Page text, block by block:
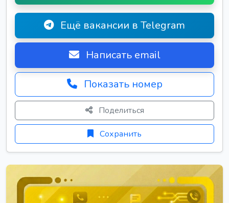
Ещё вакансии в Telegram
Написать email
Показать номер
Поделиться
Сохранить